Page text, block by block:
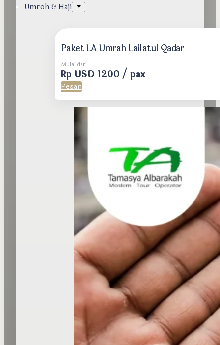
Umroh & Haji
Paket LA Umrah Lailatul Qadar
Mulai dari
Rp USD 1200 / pax
Pesan